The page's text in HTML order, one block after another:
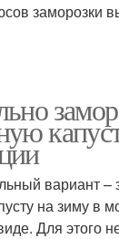
заморозки
вариант –
на зиму в
Для этого